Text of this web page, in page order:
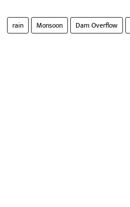
rain Monsoon Dam Overflow